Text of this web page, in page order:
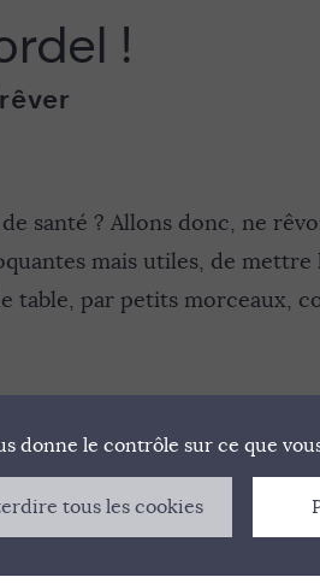
!
santé ? Allons donc, ne
mais utiles, de mettre
table, par petits morceaux,
NOUS ? MENTIONS
donne le contrôle sur ce que
tous les cookies